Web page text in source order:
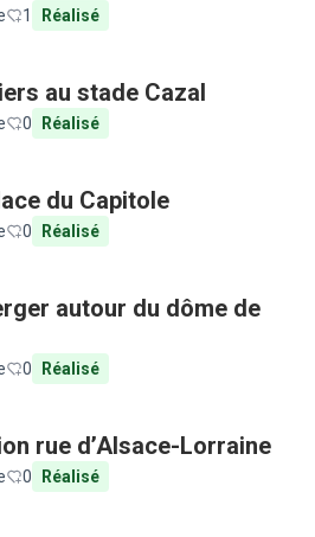
1 Réalisé
au stade Cazal
0 Réalisé
du Capitole
0 Réalisé
autour du dôme de
0 Réalisé
rue d’Alsace-Lorraine
0 Réalisé